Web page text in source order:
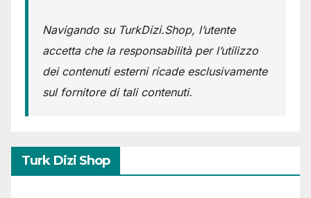
Navigando su TurkDizi.Shop, l’utente
accetta che la responsabilità per l’utilizzo
dei contenuti esterni ricade esclusivamente
sul fornitore di tali contenuti.
Turk Dizi Shop